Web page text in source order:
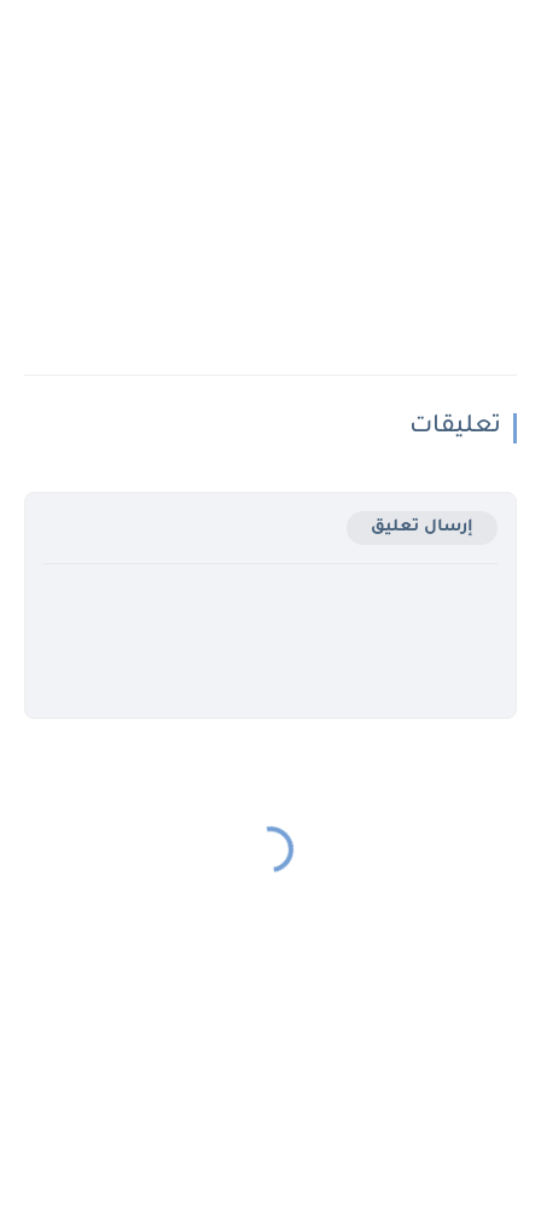
تعليقات
إرسال تعليق